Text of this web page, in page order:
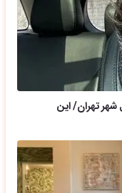
تهران/ این